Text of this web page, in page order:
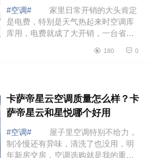
#空调#
家里日常开销的大头肯定
是电费，特别是天气热起来时空调库
库用，电费就成了大开销，一台省电
笔电费，下面小编为大家介绍下华凌
180 0
卡萨帝星云空调质量怎么样？卡
萨帝星云和星悦哪个好用
#空调#
屋子里空调特别不给力，
制冷慢还有异味，清洗了也没用，明
年新房交房，空调选购就是我的重中